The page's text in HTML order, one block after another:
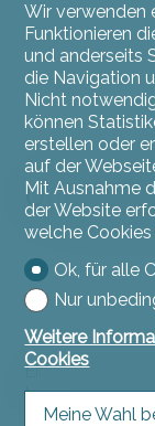
Unteres
Eine Garage,
technischer
Wir verwenden
Funktionieren
und anderseits
die Navigation
Nicht
können
erstellen oder
auf der
Mit Ausnahme
der Website
welche
Ok, für alle
Nur
Weitere
Cookies
Meine Wahl